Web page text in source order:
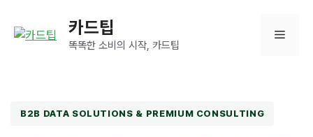
카드팁
똑똑한 소비의 시작, 카드팁
메
B2B DATA SOLUTIONS & PREMIUM CONSULTING